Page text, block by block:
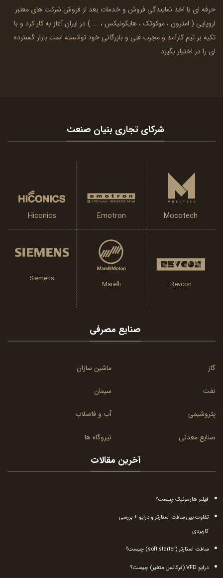
حرفه ای با اخذ نمایندگی فروش و خدمات بعد از فروش شرکت های معتبر
اروپایی ( امترون، موکوتک ، هایکونیکس ، ... ) در ایران آغاز به کار کرد و با
تکیه بر تیم کارآمد و مجرب فنی و بازرگانی خود توانسته است بازار گسترده
ای را در اختیار بگیرد.
شرکای تجاری بنیان صنعت
Mocotech
Emotron
Hiconics
Revcon
Marelli
Siemens
صنایع مصرفی
گاز
نفت
پتروشیمی
صنایع معدنی
ماشین سازان
سیمان
آب و فاضلاب
نیروگاه ها
آخرین مقالات
فیلتر هارمونیک چیست؟
تفاوت بین سافت استارتر و درایو + بررسی
کاربردی
سافت استارتر (soft starter) چیست؟
درایو VFD (فرکانس متغیر) چیست؟